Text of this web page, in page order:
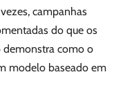
campanhas
do que os
demonstra como o
modelo baseado em